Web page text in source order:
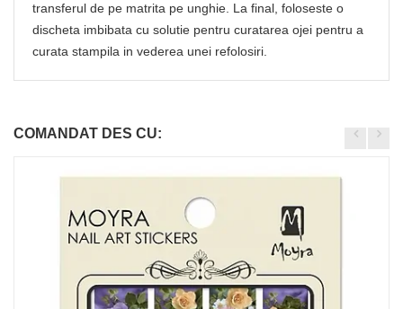
transferul de pe matrita pe unghie. La final, foloseste o
discheta imbibata cu solutie pentru curatarea ojei pentru a
curata stampila in vederea unei refolosiri.
COMANDAT DES CU: